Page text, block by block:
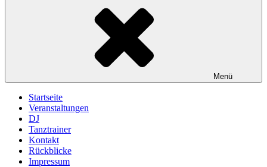
Menü
Startseite
Veranstaltungen
DJ
Tanztrainer
Kontakt
Rückblicke
Impressum